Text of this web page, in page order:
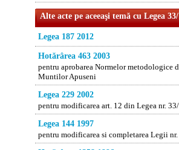
Alte acte pe aceeaşi temă cu Legea
Legea 187 2012
Hotărârea 463 2003
pentru aprobarea Normelor
Muntilor Apuseni
Legea 229 2002
pentru modificarea art. 12 din Legea nr.
Legea 144 1997
pentru modificarea si completarea Legii